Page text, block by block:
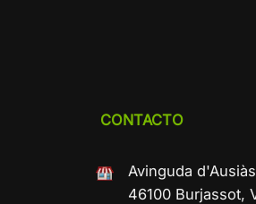
CONTACTO
Avinguda
46100 Burjassot,